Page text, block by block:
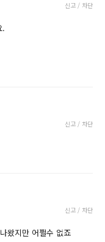
신고 / 차단
.
신고 / 차단
신고 / 차단
왔지만 어쩔수 없죠